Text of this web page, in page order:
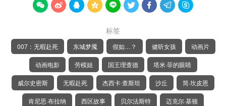
        
标签
007：无暇赴死 东城梦魇 假如…？ 健听女孩 动画片
动画电影 劳模姐 国王理查德 塔米·菲的眼睛
威尔史密斯 无暇赴死 杰西卡·查斯坦 沙丘 简·坎皮恩
肯尼思·布拉纳 西区故事 贝尔法斯特 迈克尔·基顿